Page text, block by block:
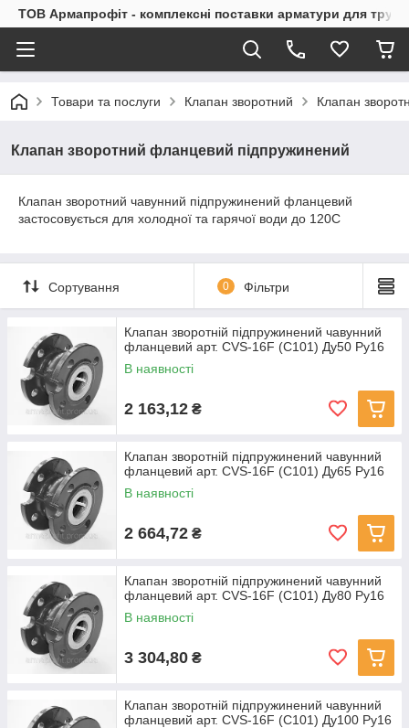
ТОВ Армапрофіт - комплексні поставки арматури для
Товари та послуги Клапан зворотний Клапан
Клапан зворотний фланцевий підпружинений
Клапан зворотний чавунний підпружинений фланцевий
застосовується для холодної та гарячої води до 120С
Сортування 0 Фільтри
Клапан зворотній підпружинений чавунний
фланцевий арт. CVS-16F (C101) Ду50 Ру16
В наявності
2 163,12 ₴
Клапан зворотній підпружинений чавунний
фланцевий арт. CVS-16F (C101) Ду65 Ру16
В наявності
2 664,72 ₴
Клапан зворотній підпружинений чавунний
фланцевий арт. CVS-16F (C101) Ду80 Ру16
В наявності
3 304,80 ₴
Клапан зворотній підпружинений чавунний
фланцевий арт. CVS-16F (C101) Ду100 Ру16